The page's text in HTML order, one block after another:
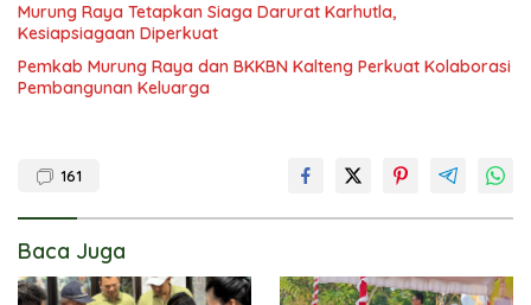
Murung Raya Tetapkan Siaga Darurat Karhutla,
Kesiapsiagaan Diperkuat
Pemkab Murung Raya dan BKKBN Kalteng Perkuat Kolaborasi
Pembangunan Keluarga
161
Baca Juga